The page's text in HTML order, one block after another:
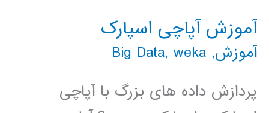
آموزش آپاچی اسپارک
آموزش,
Big Data, weka
پردازش داده های بزرگ با آپاچی